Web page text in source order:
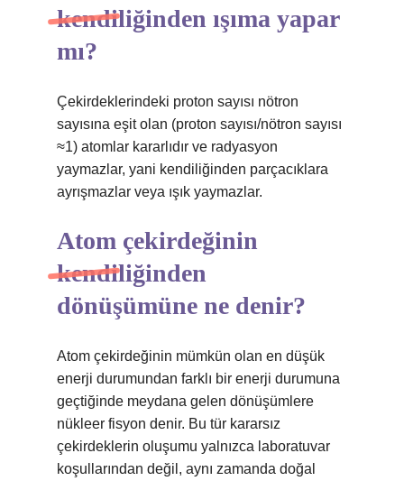
kendiliğinden ışıma yapar
mı?
Çekirdeklerindeki proton sayısı nötron
sayısına eşit olan (proton sayısı/nötron sayısı
≈1) atomlar kararlıdır ve radyasyon
yaymazlar, yani kendiliğinden parçacıklara
ayrışmazlar veya ışık yaymazlar.
Atom çekirdeğinin
kendiliğinden
dönüşümüne ne denir?
Atom çekirdeğinin mümkün olan en düşük
enerji durumundan farklı bir enerji durumuna
geçtiğinde meydana gelen dönüşümlere
nükleer fisyon denir. Bu tür kararsız
çekirdeklerin oluşumu yalnızca laboratuvar
koşullarından değil, aynı zamanda doğal